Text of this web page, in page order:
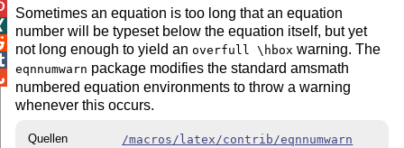
Sometimes an equation is too long that an equation
number will be typeset below the equation itself, but yet
not long enough to yield anoverfull \hbox warning. The
eqnnumwarn package modifies the standard amsmath
numbered equation environments to throw a warning
whenever this occurs.
Quellen
/macros/latex/contrib/eqnnumwarn